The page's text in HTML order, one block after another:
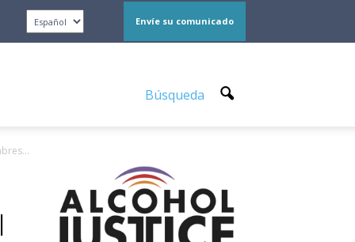
Envíe su comunicado
Búsqueda